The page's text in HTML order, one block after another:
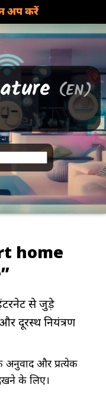
अप करें
(EN)
श
ब्द
हीं
मि
home
से जुड़े
दूरस्थ नियंत्रण
अनुवाद और प्रत्येक
के लिए।